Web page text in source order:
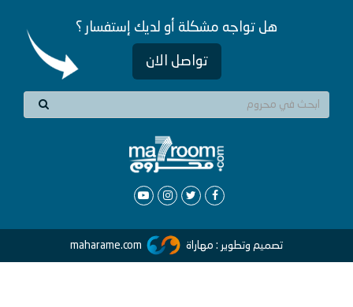
هل تواجه مشكلة أو لديك إستفسار ؟
تواصل الان
تصميم وتطوير : مهاراة